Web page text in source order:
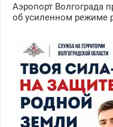
Аэропорт Волгограда
об усиленном режиме